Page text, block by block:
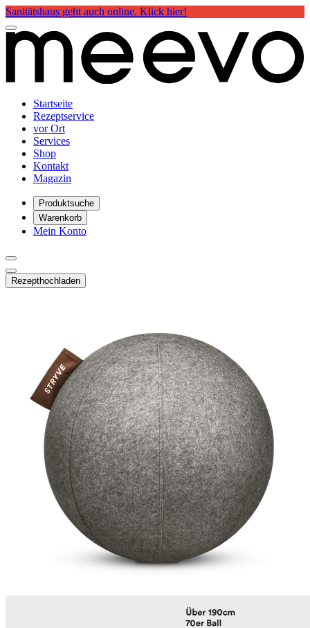
Sanitätshaus geht auch online. Klick hier!
Startseite
Rezeptservice
vor Ort
Services
Shop
Kontakt
Magazin
Produktsuche
Warenkorb
Mein Konto
Rezepthochladen